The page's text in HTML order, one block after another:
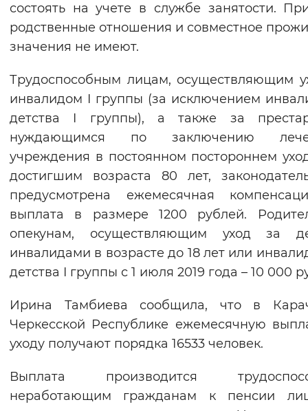
состоять на учете в службе занятости.
родственные отношения и совместное
значения не имеют.
Трудоспособным лицам, осуществляющим
инвалидом I группы (за исключением
детства I группы), а также за
нуждающимся по заключению
учреждения в постоянном постороннем
достигшим возраста 80 лет,
предусмотрена ежемесячная
выплата в размере 1200 рублей.
опекунам, осуществляющим уход за
инвалидами в возрасте до 18 лет или
детства I группы с 1 июля 2019 года – 10 000
Ирина Тамбиева сообщила, что в
Черкесской Республике ежемесячную
уходу получают порядка 16533 человек.
Выплата производится
неработающим гражданам к пенсии